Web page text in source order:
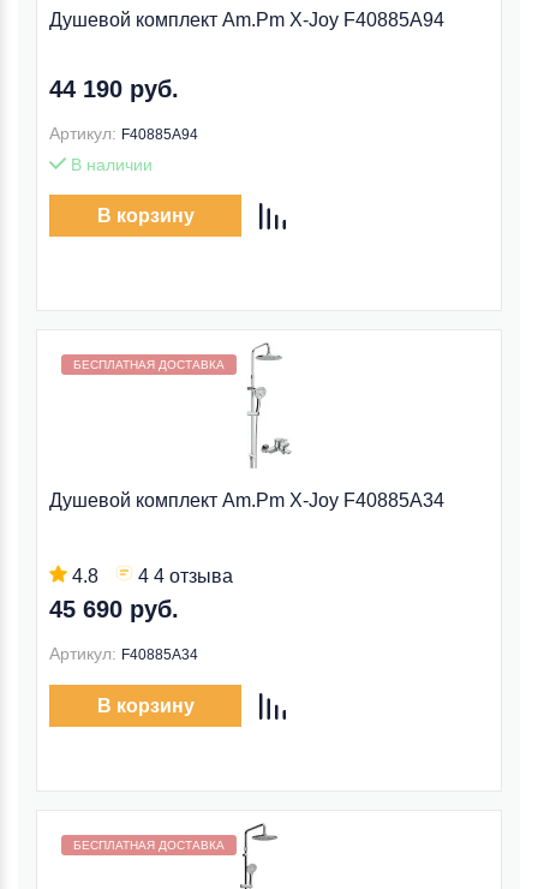
Душевой комплект Am.Pm X-Joy F40885A94
44 190 руб.
Артикул: F40885A94
В наличии
В корзину
БЕСПЛАТНАЯ ДОСТАВКА
Душевой комплект Am.Pm X-Joy F40885A34
4.8 4 4 отзыва
45 690 руб.
Артикул: F40885A34
В корзину
БЕСПЛАТНАЯ ДОСТАВКА